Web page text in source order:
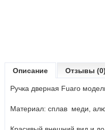
Описание Отзывы (0)
Ручка дверная Fuaro
Материал: сплав меди